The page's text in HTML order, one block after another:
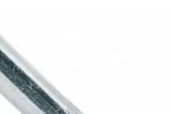
Профиль монтажный
Крепеж для стоек
Кляймер для вагонки